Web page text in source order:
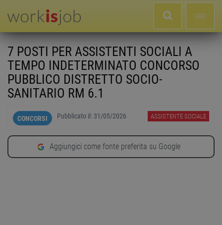
7 POSTI PER ASSISTENTI SOCIALI A
TEMPO INDETERMINATO CONCORSO
PUBBLICO DISTRETTO SOCIO-
SANITARIO RM 6.1
CONCORSI Pubblicato il: 31/05/2026 ASSISTENTE SOCIALE
Aggiungici come fonte preferita su Google